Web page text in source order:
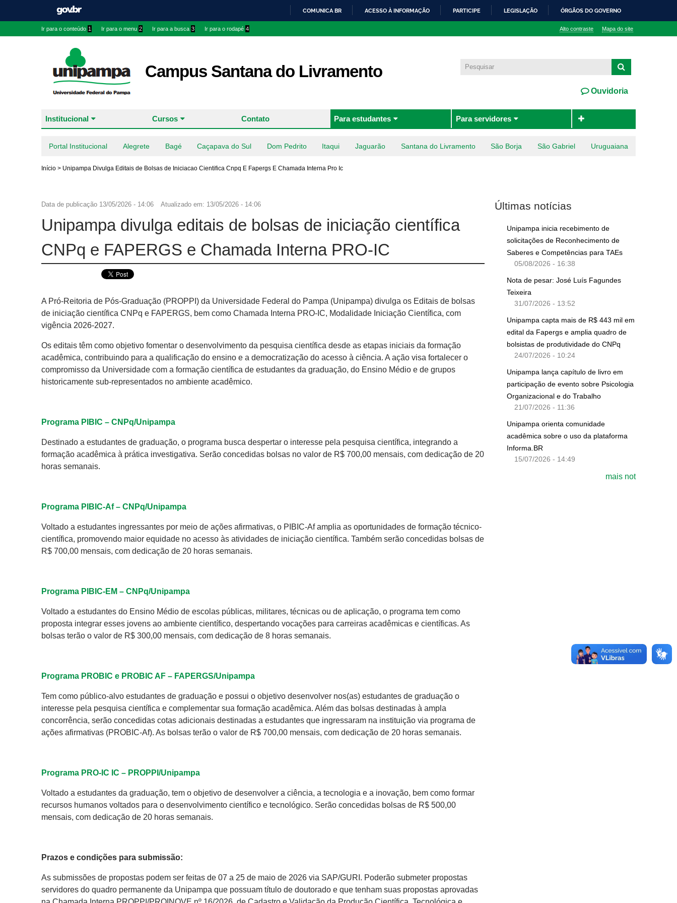
COMUNICA BR ACESSO À INFORMAÇÃO PARTICIPE LEGISLAÇÃO ÓRGÃOS DO GOVERNO
Ir para o conteúdo 1 Ir para o menu 2 Ir para a busca 3 Ir para o rodapé 4 Alto contraste Mapa do site
Campus Santana do Livramento
Ouvidoria
Institucional Cursos Contato Para estudantes Para servidores
Portal Institucional Alegrete Bagé Caçapava do Sul Dom Pedrito Itaqui Jaguarão Santana do Livramento São Borja São Gabriel Uruguaiana
Início > Unipampa Divulga Editais de Bolsas de Iniciacao Cientifica Cnpq E Fapergs E Chamada Interna Pro Ic
Data de publicação 13/05/2026 - 14:06 Atualizado em: 13/05/2026 - 14:06
Unipampa divulga editais de bolsas de iniciação científica
CNPq e FAPERGS e Chamada Interna PRO-IC
A Pró-Reitoria de Pós-Graduação (PROPPI) da Universidade Federal do Pampa (Unipampa) divulga os Editais de bolsas
de iniciação científica CNPq e FAPERGS, bem como Chamada Interna PRO-IC, Modalidade Iniciação Científica, com
vigência 2026-2027.
Os editais têm como objetivo fomentar o desenvolvimento da pesquisa científica desde as etapas iniciais da formação
acadêmica, contribuindo para a qualificação do ensino e a democratização do acesso à ciência. A ação visa fortalecer o
compromisso da Universidade com a formação científica de estudantes da graduação, do Ensino Médio e de grupos
historicamente sub-representados no ambiente acadêmico.
Programa PIBIC – CNPq/Unipampa
Destinado a estudantes de graduação, o programa busca despertar o interesse pela pesquisa científica, integrando a
formação acadêmica à prática investigativa. Serão concedidas bolsas no valor de R$ 700,00 mensais, com dedicação de 20
horas semanais.
Programa PIBIC-Af – CNPq/Unipampa
Voltado a estudantes ingressantes por meio de ações afirmativas, o PIBIC-Af amplia as oportunidades de formação técnico-
científica, promovendo maior equidade no acesso às atividades de iniciação científica. Também serão concedidas bolsas de
R$ 700,00 mensais, com dedicação de 20 horas semanais.
Programa PIBIC-EM – CNPq/Unipampa
Voltado a estudantes do Ensino Médio de escolas públicas, militares, técnicas ou de aplicação, o programa tem como
proposta integrar esses jovens ao ambiente científico, despertando vocações para carreiras acadêmicas e científicas. As
bolsas terão o valor de R$ 300,00 mensais, com dedicação de 8 horas semanais.
Programa PROBIC e PROBIC AF – FAPERGS/Unipampa
Tem como público-alvo estudantes de graduação e possui o objetivo desenvolver nos(as) estudantes de graduação o
interesse pela pesquisa científica e complementar sua formação acadêmica. Além das bolsas destinadas à ampla
concorrência, serão concedidas cotas adicionais destinadas a estudantes que ingressaram na instituição via programa de
ações afirmativas (PROBIC-Af). As bolsas terão o valor de R$ 700,00 mensais, com dedicação de 20 horas semanais.
Programa PRO-IC IC – PROPPI/Unipampa
Voltado a estudantes da graduação, tem o objetivo de desenvolver a ciência, a tecnologia e a inovação, bem como formar
recursos humanos voltados para o desenvolvimento científico e tecnológico. Serão concedidas bolsas de R$ 500,00
mensais, com dedicação de 20 horas semanais.
Prazos e condições para submissão:
As submissões de propostas podem ser feitas de 07 a 25 de maio de 2026 via SAP/GURI. Poderão submeter propostas
servidores do quadro permanente da Unipampa que possuam título de doutorado e que tenham suas propostas aprovadas
Últimas notícias
Unipampa inicia recebimento de
solicitações de Reconhecimento de
Saberes e Competências para TAEs
05/08/2026 - 16:38
Nota de pesar: José Luís Fagundes
Teixeira
31/07/2026 - 13:52
Unipampa capta mais de R$ 443 mil em
edital da Fapergs e amplia quadro de
bolsistas de produtividade do CNPq
24/07/2026 - 10:24
Unipampa lança capítulo de livro em
participação de evento sobre Psicologia
Organizacional e do Trabalho
21/07/2026 - 11:36
Unipampa orienta comunidade
acadêmica sobre o uso da plataforma
Informa.BR
15/07/2026 - 14:49
mais not